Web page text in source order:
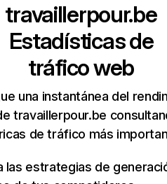
travaillerpour.be
Estadísticas de
tráfico web
una instantánea del
travaillerpour.be
de tráfico más
las estrategias de